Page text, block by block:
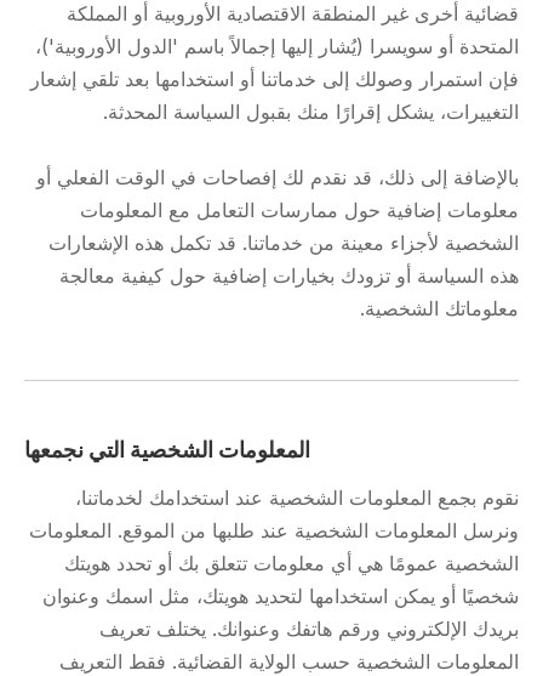
قضائية أخرى غير المنطقة الاقتصادية الأوروبية أو المملكة
المتحدة أو سويسرا (يُشار إليها إجمالاً باسم 'الدول الأوروبية')،
فإن استمرار وصولك إلى خدماتنا أو استخدامها بعد تلقي إشعار
التغييرات، يشكل إقرارًا منك بقبول السياسة المحدثة.
بالإضافة إلى ذلك، قد نقدم لك إفصاحات في الوقت الفعلي أو
معلومات إضافية حول ممارسات التعامل مع المعلومات
الشخصية لأجزاء معينة من خدماتنا. قد تكمل هذه الإشعارات
هذه السياسة أو تزودك بخيارات إضافية حول كيفية معالجة
معلوماتك الشخصية.
المعلومات الشخصية التي نجمعها
نقوم بجمع المعلومات الشخصية عند استخدامك لخدماتنا،
ونرسل المعلومات الشخصية عند طلبها من الموقع. المعلومات
الشخصية عمومًا هي أي معلومات تتعلق بك أو تحدد هويتك
شخصيًا أو يمكن استخدامها لتحديد هويتك، مثل اسمك وعنوان
بريدك الإلكتروني ورقم هاتفك وعنوانك. يختلف تعريف
المعلومات الشخصية حسب الولاية القضائية. فقط التعريف